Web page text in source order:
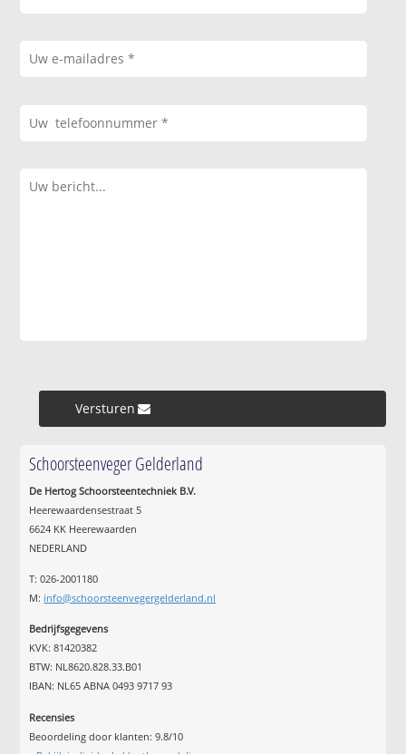
Versturen »
Schoorsteenveger Gelderland
De Hertog Schoorsteentechniek B.V.
Heerewaardensestraat 5
6624 KK Heerewaarden
NEDERLAND
T: 026-2001180
M: info@schoorsteenvegergelderland.nl
Bedrijfsgegevens
KVK: 81420382
BTW: NL8620.828.33.B01
IBAN: NL65 ABNA 0493 9717 93
Recensies
Beoordeling door klanten:9.8/10